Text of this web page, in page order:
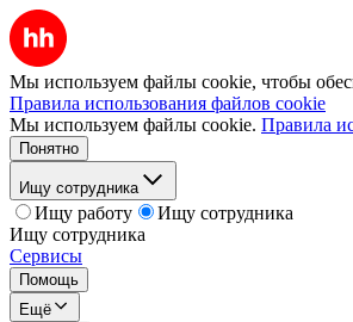
Мы используем файлы cookie, чтобы
Правила использования файлов cookie
Мы используем файлы cookie. Правила
Понятно
Ищу сотрудника
Ищу работу
Ищу сотрудника
Ищу сотрудника
Сервисы
Помощь
Ещё